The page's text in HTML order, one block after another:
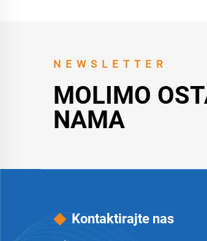
NEWSLETTER
MOLIMO
NAMA
Kontaktirajte nas